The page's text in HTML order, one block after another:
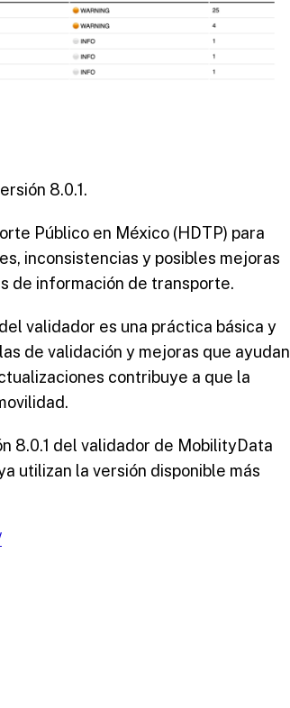
8.0.1.
Público en México (HDTP) para
inconsistencias y posibles mejoras
de información de transporte.
validador es una práctica básica y
de validación y mejoras que ayudan
contribuye a que la
8.0.1 del validador de MobilityData
utilizan la versión disponible más